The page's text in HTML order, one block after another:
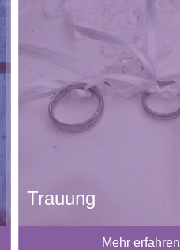
Trauung
Mehr erfahren